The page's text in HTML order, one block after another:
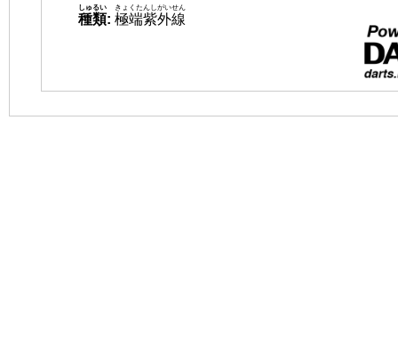
種類
しゅるい
: 極端紫外線
きょくたんしがいせん